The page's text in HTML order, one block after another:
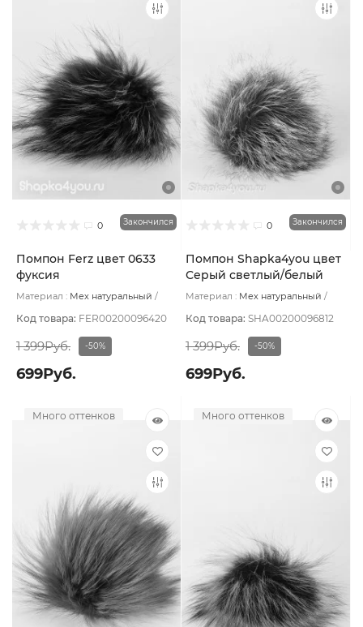
0 Закончился
Помпон Ferz цвет 0633
фуксия
Материал : Мех натуральный
Код товара: FER00200096420
1 399Руб. -50%
699Руб.
0 Закончился
Помпон Shapka4you цвет
Серый светлый/белый
Материал : Мех натуральный
Код товара: SHA00200096812
1 399Руб. -50%
699Руб.
Много оттенков Много оттенков